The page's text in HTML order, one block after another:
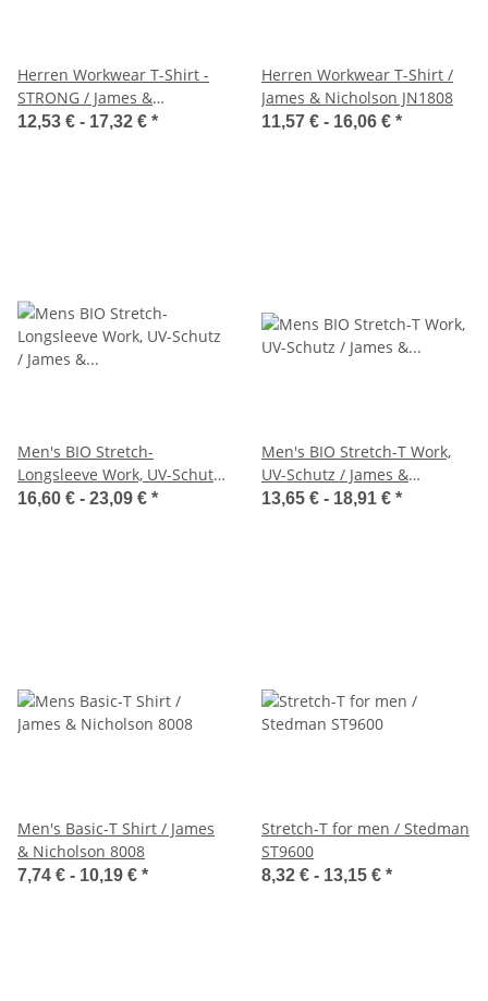
Herren Workwear T-Shirt -
STRONG / James &
Nicholson JN1824
12,53 € - 17,32 € *
Herren Workwear T-Shirt /
James & Nicholson JN1808
11,57 € - 16,06 € *
Men's BIO Stretch-
Longsleeve Work, UV-Schutz
/ James & Nicholson JN1804
16,60 € - 23,09 € *
Men's BIO Stretch-T Work,
UV-Schutz / James &
Nicholson JN1802
13,65 € - 18,91 € *
Men's Basic-T Shirt / James
& Nicholson 8008
7,74 € - 10,19 € *
Stretch-T for men / Stedman
ST9600
8,32 € - 13,15 € *